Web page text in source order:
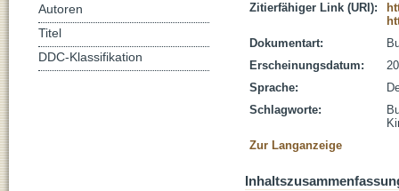
Zitierfähiger Link (URI):
Dokumentart:
Erscheinungsdatum:
Sprache:
Schlagworte:
Zur Langanzeige
Autoren
Titel
DDC-Klassifikation